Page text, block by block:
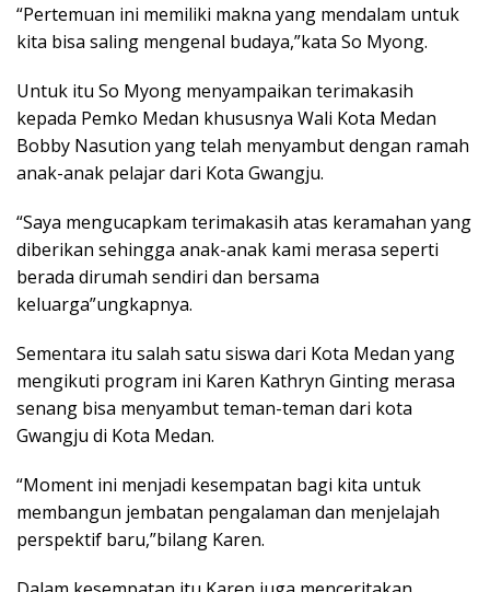
“Pertemuan ini memiliki makna yang mendalam untuk
kita bisa saling mengenal budaya,”kata So Myong.
Untuk itu So Myong menyampaikan terimakasih
kepada Pemko Medan khususnya Wali Kota Medan
Bobby Nasution yang telah menyambut dengan ramah
anak-anak pelajar dari Kota Gwangju.
“Saya mengucapkam terimakasih atas keramahan yang
diberikan sehingga anak-anak kami merasa seperti
berada dirumah sendiri dan bersama
keluarga”ungkapnya.
Sementara itu salah satu siswa dari Kota Medan yang
mengikuti program ini Karen Kathryn Ginting merasa
senang bisa menyambut teman-teman dari kota
Gwangju di Kota Medan.
“Moment ini menjadi kesempatan bagi kita untuk
membangun jembatan pengalaman dan menjelajah
perspektif baru,”bilang Karen.